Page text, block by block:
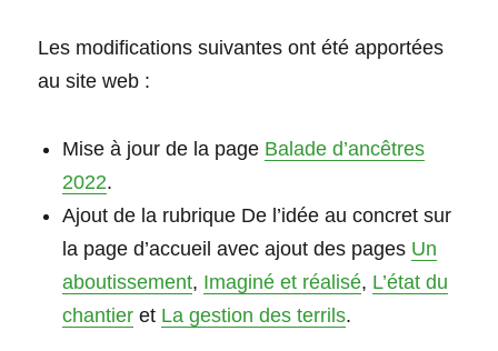
2022)
Les modifications suivantes ont été apportées
au site web :
Mise à jour de la page Balade d’ancêtres
2022.
Ajout de la rubrique De l’idée au concret sur
la page d’accueil avec ajout des pages Un
aboutissement, Imaginé et réalisé, L’état du
chantier et La gestion des terrils.